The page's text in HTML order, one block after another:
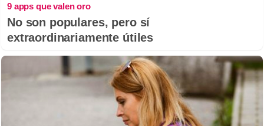
9 apps que valen oro
No son populares, pero sí
extraordinariamente útiles